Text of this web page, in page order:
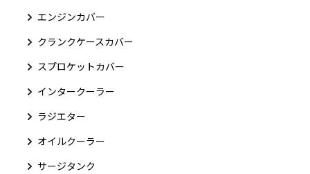
エンジンカバー
クランクケースカバー
スプロケットカバー
インタークーラー
ラジエター
オイルクーラー
サージタンク